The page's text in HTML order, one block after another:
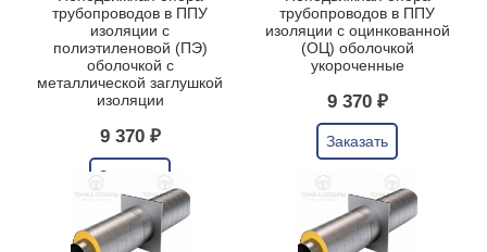
трубопроводов в ППУ
изоляции с
полиэтиленовой (ПЭ)
оболочкой с
металлической заглушкой
изоляции
9 370 ₽
Заказать
трубопроводов в ППУ
изоляции с оцинкованной
(ОЦ) оболочкой
укороченные
9 370 ₽
Заказать